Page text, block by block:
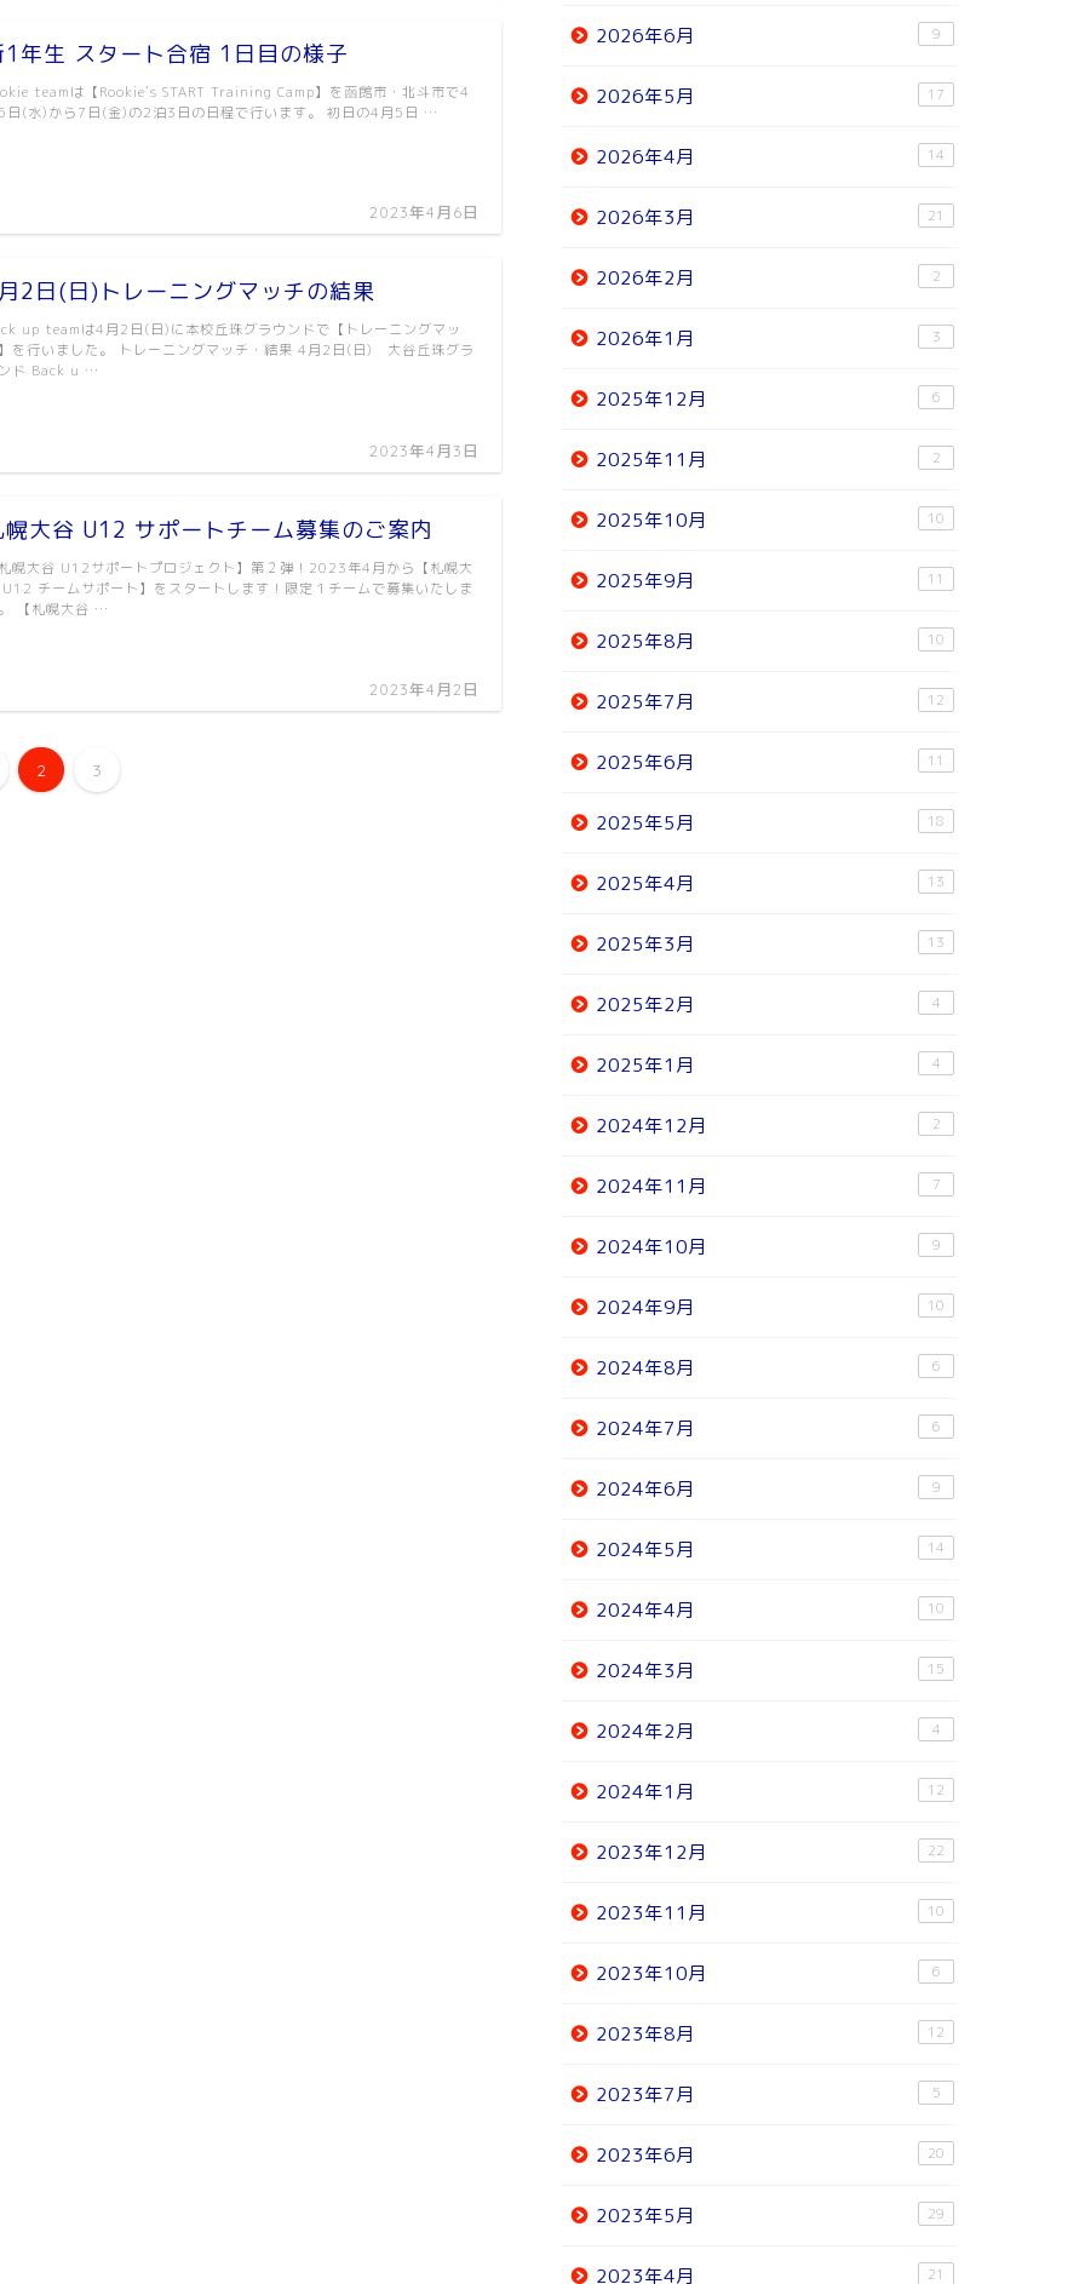
1年生 スタート合宿 1日目の様子
2023年4月6日
teamは【Rookie’s START Training Camp】を函館市・北斗市で4
日(水)から7日(金)の2泊3日の日程で行います。 初日の4月5日 …
2日(日)トレーニングマッチの結果
2023年4月3日
up teamは4月2日(日)に本校丘珠グラウンドで【トレーニングマッ
を行いました。 トレーニングマッチ・結果 4月2日(日) 大谷丘珠グラ
ド Back u …
幌大谷 U12 サポートチーム募集のご案内
2023年4月2日
幌大谷 U12サポートプロジェクト】第２弾！2023年4月から【札幌大
チームサポート】をスタートします！限定１チームで募集いたしま
【札幌大谷 …
2 3
2026年6月 9
2026年5月 17
2026年4月 14
2026年3月 21
2026年2月 2
2026年1月 3
2025年12月 6
2025年11月 2
2025年10月 10
2025年9月 11
2025年8月 10
2025年7月 12
2025年6月 11
2025年5月 18
2025年4月 13
2025年3月 13
2025年2月 4
2025年1月 4
2024年12月 2
2024年11月 7
2024年10月 9
2024年9月 10
2024年8月 6
2024年7月 6
2024年6月 9
2024年5月 14
2024年4月 10
2024年3月 15
2024年2月 4
2024年1月 12
2023年12月 22
2023年11月 10
2023年10月 6
2023年8月 12
2023年7月 5
2023年6月 20
2023年5月 29
2023年4月 21